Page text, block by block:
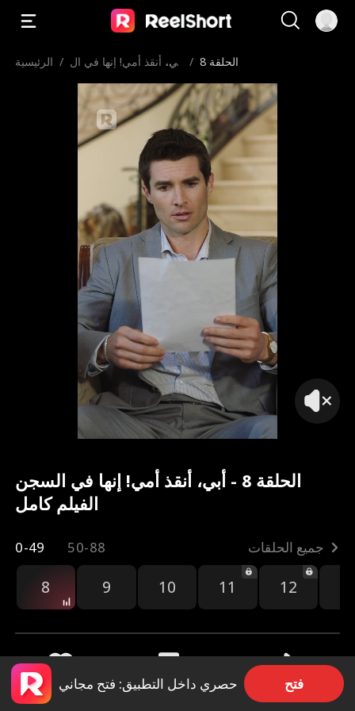
الرئيسية / أبي، أنقذ أمي! إنها في ال
/ الحلقة 8
الحلقة 8 - أبي، أنقذ أمي! إنها في السجن
الفيلم كامل
0-49 50-88 جميع الحلقات
8 9 10 11 12
649 44k مشاركة حصري داخل التطبيق: فتح مجاني فتح